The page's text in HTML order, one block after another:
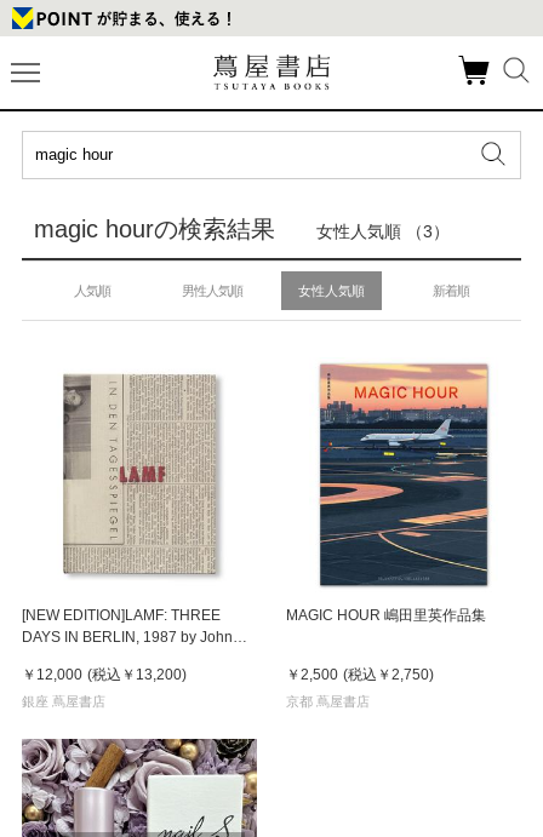
magic hourの検索結果 女性人気順 （3）
人気順 男性人気順 女性人気順 新着順
[NEW EDITION]LAMF: THREE
DAYS IN BERLIN, 1987 by John
真集
￥12,000 (税込 ￥13,200)
銀座 蔦屋書店
MAGIC HOUR 嶋田里英作品集
￥2,500 (税込 ￥2,750)
京都 蔦屋書店